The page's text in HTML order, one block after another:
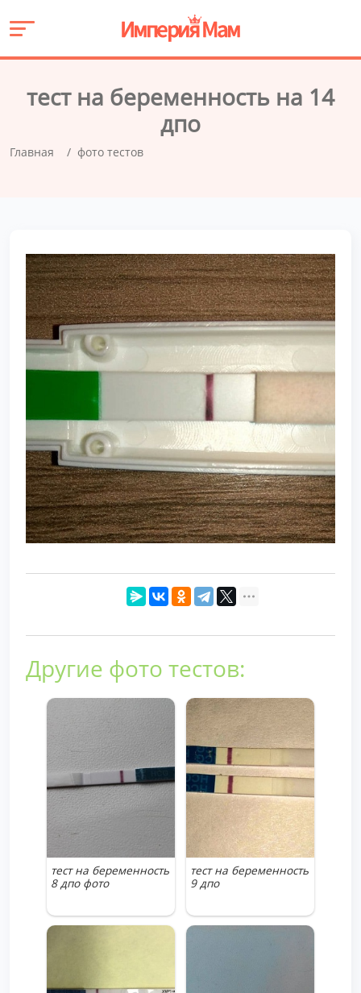
тест на беременность на 14
дпо
Главная фото тестов
Другие фото тестов:
тест на беременность
8 дпо фото
тест на беременность
9 дпо